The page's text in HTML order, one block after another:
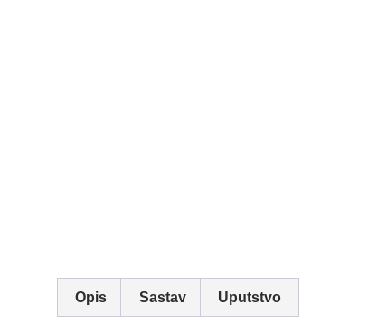
Opis Sastav Uputstvo